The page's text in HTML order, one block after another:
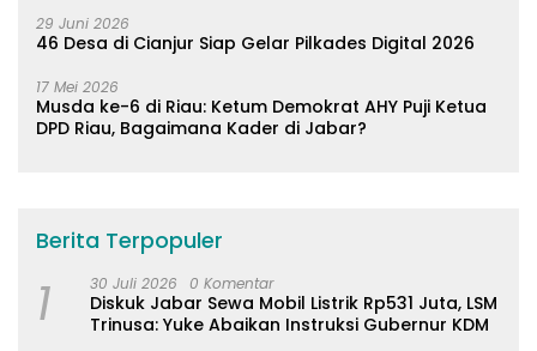
29 Juni 2026
46 Desa di Cianjur Siap Gelar Pilkades Digital 2026
17 Mei 2026
Musda ke-6 di Riau: Ketum Demokrat AHY Puji Ketua
DPD Riau, Bagaimana Kader di Jabar?
Berita Terpopuler
1 30 Juli 2026 0 Komentar
Diskuk Jabar Sewa Mobil Listrik Rp531 Juta, LSM
Trinusa: Yuke Abaikan Instruksi Gubernur KDM